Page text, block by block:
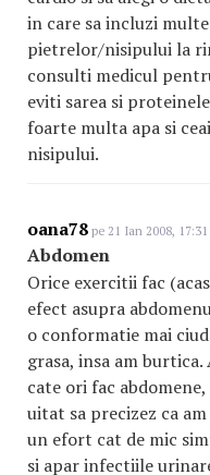
in care sa incluzi
pietrelor/nisipului la
consulti medicul
eviti sarea si
foarte multa apa si
nisipului.
oana78 pe 21 Ian 2008, 17:31
Abdomen
Orice exercitii fac
efect asupra
o conformatie mai
grasa, insa am
cate ori fac
uitat sa precizez ca
un efort cat de mic
si apar infectiile